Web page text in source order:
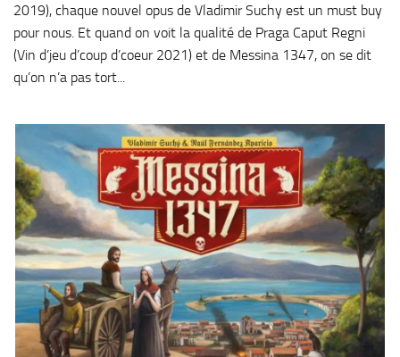
2019), chaque nouvel opus de Vladimir Suchy est un must buy
pour nous. Et quand on voit la qualité de Praga Caput Regni
(Vin d’jeu d’coup d’coeur 2021) et de Messina 1347, on se dit
qu’on n’a pas tort...